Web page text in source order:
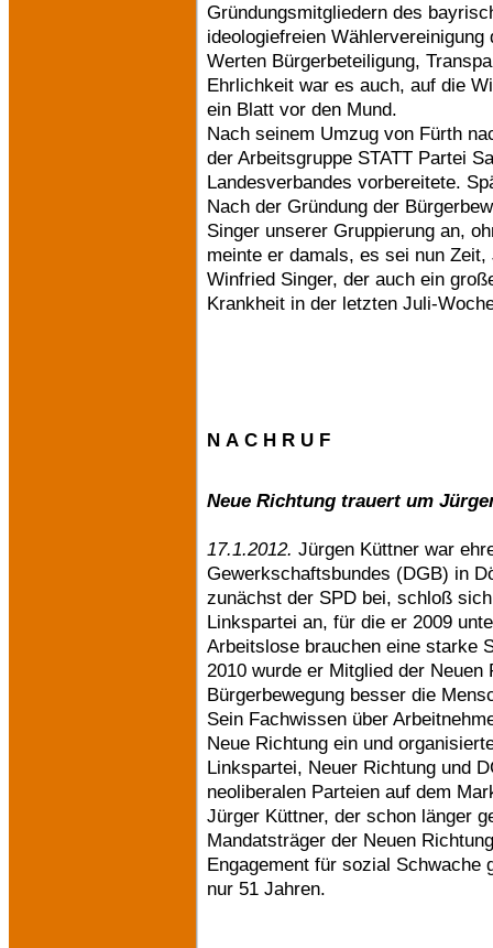
Gründungsmitgliedern des
ideologiefreien
Werten Bürgerbeteiligung,
Ehrlichkeit war es auch, auf die
ein Blatt vor den Mund.
Nach seinem Umzug von Fürth
der Arbeitsgruppe STATT Partei
Landesverbandes vorbereitete.
Nach der Gründung der
Singer unserer Gruppierung an,
meinte er damals, es sei nun
Winfried Singer, der auch ein
Krankheit in der letzten Juli-
N A C H R U F
Neue Richtung trauert um
17.1.2012. Jürgen Küttner war
Gewerkschaftsbundes (DGB) in
zunächst der SPD bei, schloß
Linkspartei an, für die er 2009
Arbeitslose brauchen eine starke
2010 wurde er Mitglied der
Bürgerbewegung besser die
Sein Fachwissen über
Neue Richtung ein und
Linkspartei, Neuer Richtung und
neoliberalen Parteien auf dem
Jürger Küttner, der schon länger
Mandatsträger der Neuen
Engagement für sozial Schwache
nur 51 Jahren.